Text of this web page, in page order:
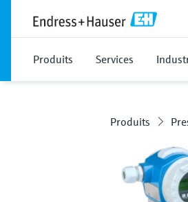
Produits Services
Produits